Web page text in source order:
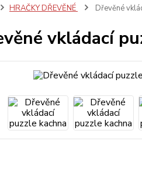
HRAČKY DŘEVĚNÉ Dřevěné
vkládací